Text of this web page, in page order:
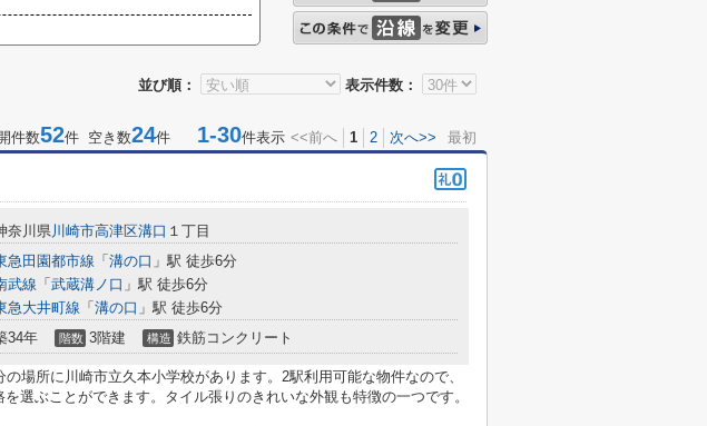
並び順： 表示件数：
件数52件 空き数24件 1-30件表示 <<前へ 1 2 次へ>> 最初
奈川県川崎市高津区溝口 １丁目
急田園都市線 「 溝の口 」駅 徒歩6分
武線 「 武蔵溝ノ口 」駅 徒歩6分
急大井町線 「 溝の口 」駅 徒歩6分
34年 階数 3階建 構造 鉄筋コンクリート
の場所に川崎市立久本小学校があります。2駅利用可能な物件なので、
を選ぶことができます。タイル張りのきれいな外観も特徴の一つです。